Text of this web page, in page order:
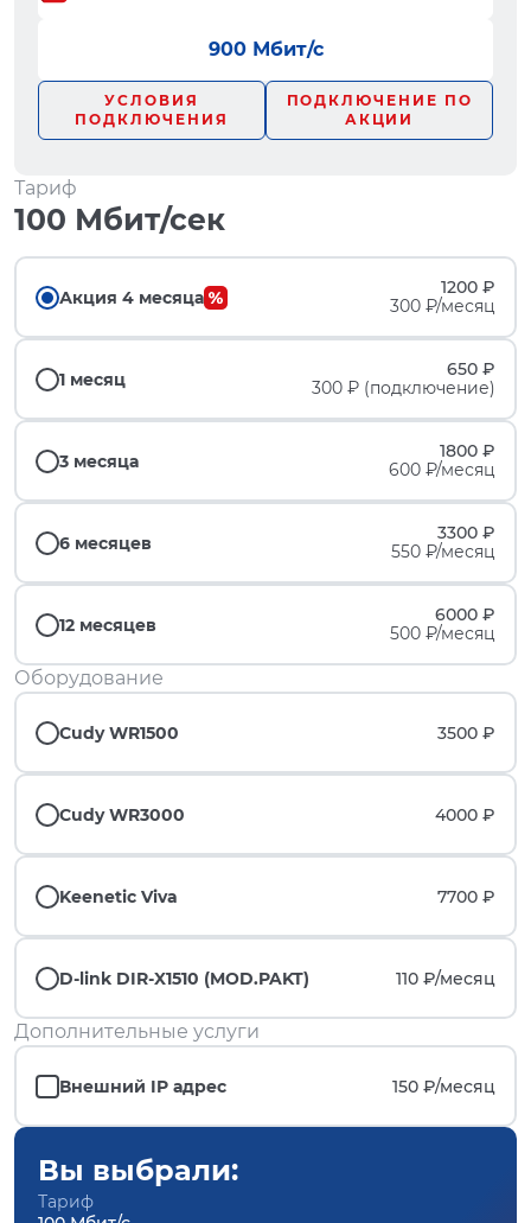
900 Мбит/с
УСЛОВИЯ
ПОДКЛЮЧЕНИЯ
ПОДКЛЮЧЕНИЕ ПО
АКЦИИ
Тариф
100 Мбит/сек
Акция 4 месяца
1200 ₽
300 ₽/месяц
1 месяц
650 ₽
300 ₽ (подключение)
3 месяца
1800 ₽
600 ₽/месяц
6 месяцев
3300 ₽
550 ₽/месяц
12 месяцев
6000 ₽
500 ₽/месяц
Оборудование
Cudy WR1500 3500 ₽
Cudy WR3000 4000 ₽
Keenetic Viva 7700 ₽
D-link DIR-X1510 (MOD.PAKT) 110 ₽/месяц
Дополнительные услуги
Внешний IP адрес 150 ₽/месяц
Вы выбрали:
Тариф